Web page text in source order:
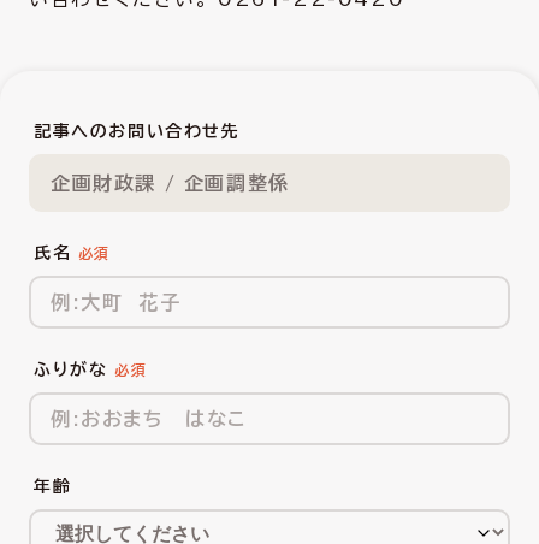
記事へのお問い合わせ先
企画財政課 / 企画調整係
氏名
ふりがな
年齢